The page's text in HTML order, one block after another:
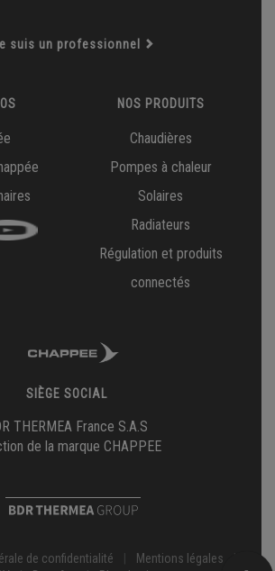
suis un professionnel
NOS PRODUITS
Chaudières
Pompes à chaleur
Solaires
Radiateurs
Régulation et produits
connectés
SIÈGE SOCIAL
THERMEA France S.A.S
de la marque CHAPPEE
de confidentialité Mentions légales